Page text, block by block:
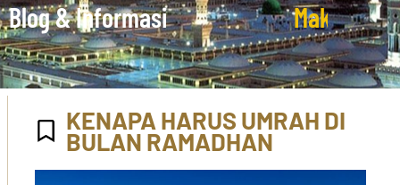
Blog & Informasi MakkahMa
KENAPA HARUS UMRAH DI
BULAN RAMADHAN